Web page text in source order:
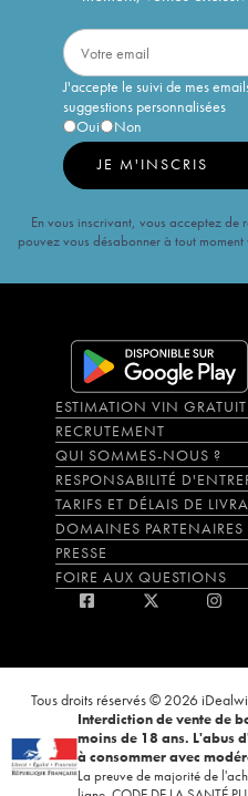
J'accepte le suivi de mes
suggestions personnalisées
Oui
Non
JE M'INSCRIS
En vous inscrivant, vous acceptez
pouvez vous désabonner à tout
ESTIMATION VIN
RECRUTEMENT
QUI SOMMES-NOUS ?
RESPONSABILITÉ
TARIFS ET DÉLAIS DE
DOMAINES PARTENAIRES
PRESSE
FOIRE AUX QUESTIONS
Tous droits réservés © 2026
Interdiction de vente de
moins de 18 ans. L'abus
à consommer avec
La preuve de majorité de